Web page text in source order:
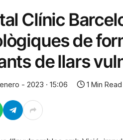
Clínic
de
de llars
- 2023 · 15:06 1 Min Read